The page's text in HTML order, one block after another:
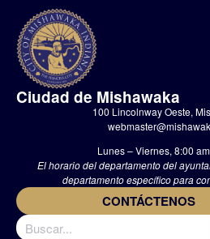
Ciudad de Mishawaka
100 Lincolnway Oeste,
Lunes – Viernes, 8:00
El horario del departamento del
departamento específico para
CONTÁCTENOS